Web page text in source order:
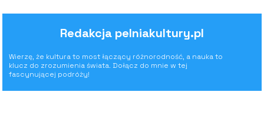
Redakcja pelniakultury.pl
Wierzę, że kultura to most łączący różnorodność, a nauka to
klucz do zrozumienia świata. Dołącz do mnie w tej
fascynującej podróży!